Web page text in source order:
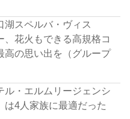
湖スペルバ・ヴィス
花火もできる高規格コ
高の思い出を（グループ
ル・エルムリージェンシ
は4人家族に最適だった